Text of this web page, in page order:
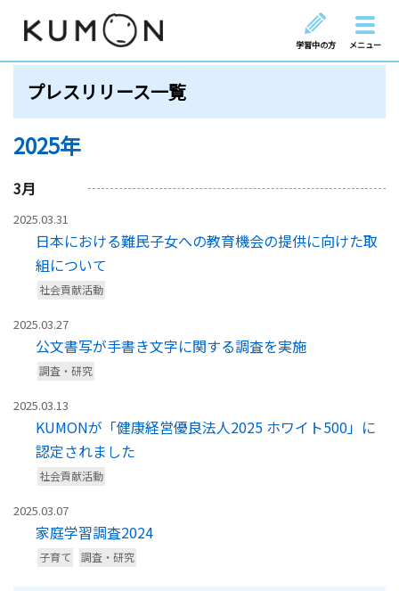
学習中の方 メニュー
プレスリリース一覧
2025年
3月
2025.03.31
日本における難民子女への教育機会の提供に向けた取
組について
社会貢献活動
2025.03.27
公文書写が手書き文字に関する調査を実施
調査・研究
2025.03.13
KUMONが「健康経営優良法人2025 ホワイト500」に
認定されました
社会貢献活動
2025.03.07
家庭学習調査2024
子育て 調査・研究